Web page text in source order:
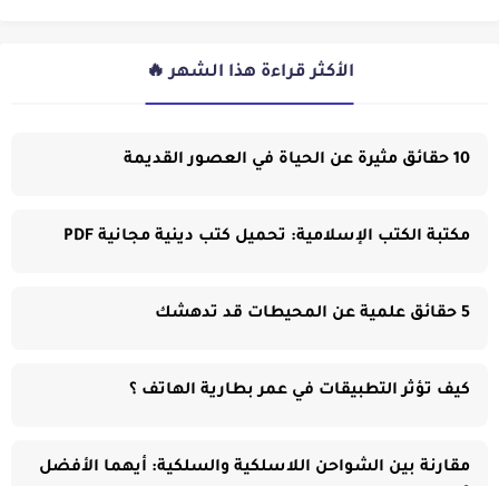
الأكثر قراءة هذا الشهر 🔥
10 حقائق مثيرة عن الحياة في العصور القديمة
مكتبة الكتب الإسلامية: تحميل كتب دينية مجانية PDF
5 حقائق علمية عن المحيطات قد تدهشك
كيف تؤثر التطبيقات في عمر بطارية الهاتف ؟
مقارنة بين الشواحن اللاسلكية والسلكية: أيهما الأفضل